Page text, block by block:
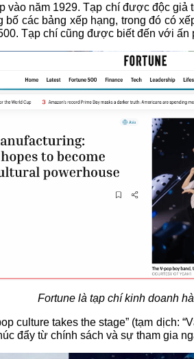
vào năm 1929. Tạp chí được độc
các bảng xếp hạng, trong đó có
Tạp chí cũng được biết đến với
Fortune là tạp chí kinh doanh
culture takes the stage” (tạm
đẩy từ chính sách và sự tham gia